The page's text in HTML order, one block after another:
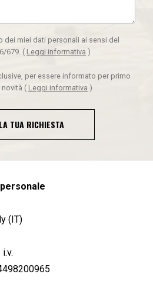
dei miei dati personali ai sensi del
679. ( Leggi informativa )
per essere informato per primo
( Leggi informativa )
TUA RICHIESTA
(IT)